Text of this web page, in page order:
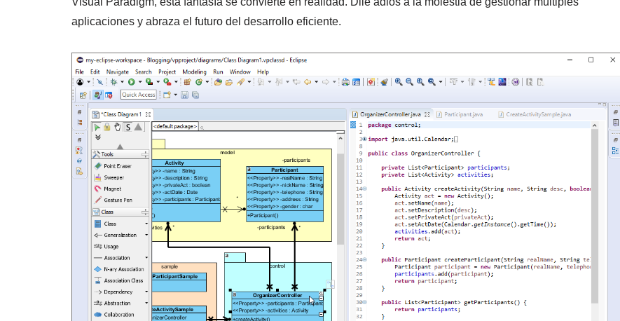
aplicaciones y abraza el futuro del desarrollo eficiente.